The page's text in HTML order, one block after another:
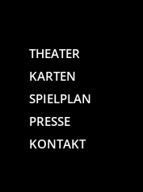
THEATER
KARTEN
SPIELPLAN
PRESSE
KONTAKT